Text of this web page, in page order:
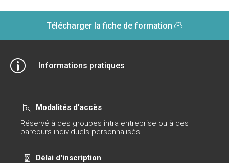
Télécharger la fiche de formation
p Informations pratiques

Modalités d'accès
Réservé à des groupes intra entreprise ou à des
parcours individuels personnalisés

Délai d'inscription